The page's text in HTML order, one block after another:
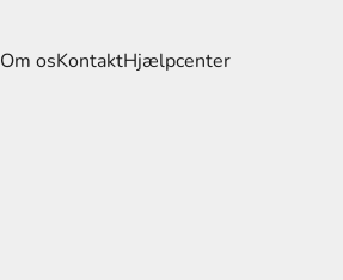
Om osKontaktHjælpcenter